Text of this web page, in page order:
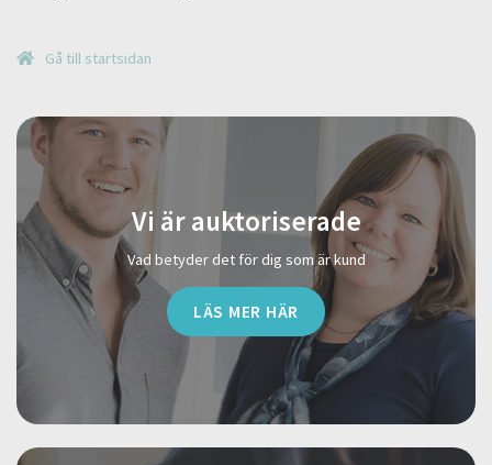
Gå till startsidan
Vi är auktoriserade
Vad betyder det för dig som är kund
LÄS MER HÄR